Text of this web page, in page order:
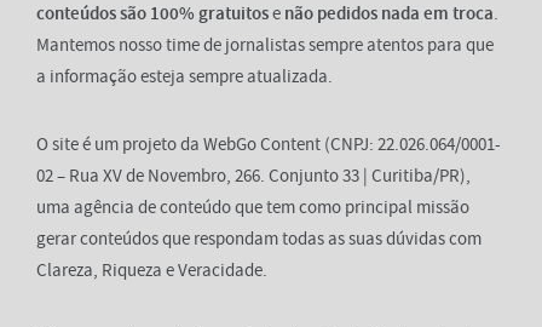
conteúdos são 100% gratuitose não pedidos nada em troca.
Mantemos nosso time de jornalistas sempre atentos para que
a informação esteja sempre atualizada.
O site é um projeto da WebGo Content (CNPJ: 22.026.064/0001-
02 – Rua XV de Novembro, 266. Conjunto 33 | Curitiba/PR),
uma agência de conteúdo que tem como principal missão
gerar conteúdos que respondam todas as suas dúvidas com
Clareza, Riqueza e Veracidade.